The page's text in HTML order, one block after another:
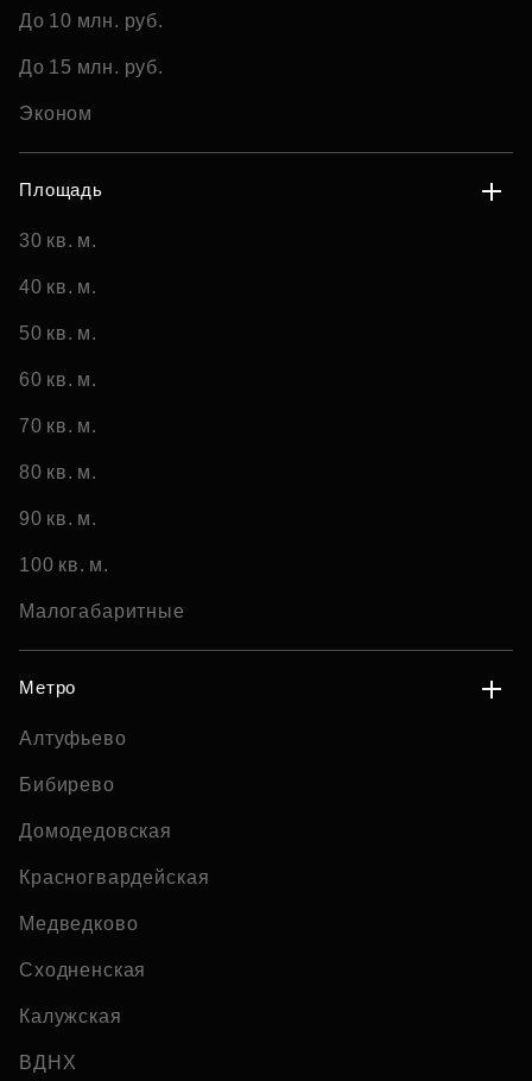
До 10 млн. руб.
До 15 млн. руб.
Эконом
Площадь
30 кв. м.
40 кв. м.
50 кв. м.
60 кв. м.
70 кв. м.
80 кв. м.
90 кв. м.
100 кв. м.
Малогабаритные
Метро
Алтуфьево
Бибирево
Домодедовская
Красногвардейская
Медведково
Сходненская
Калужская
ВДНХ